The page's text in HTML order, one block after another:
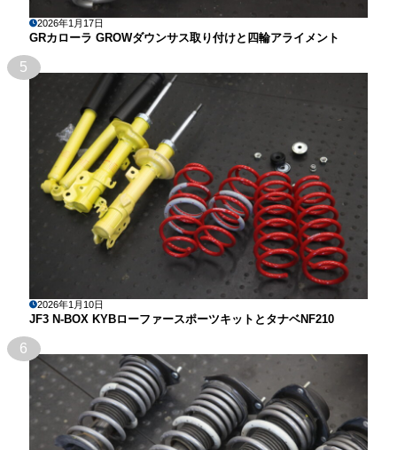
2026年1月17日
GRカローラ GROWダウンサス取り付けと四輪アライメント
5
2026年1月10日
JF3 N-BOX KYBローファースポーツキットとタナベNF210
6